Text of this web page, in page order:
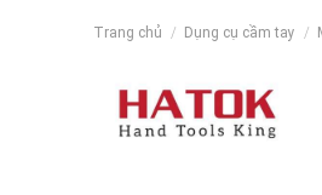
Trang chủ / Dụng cụ cầm tay /